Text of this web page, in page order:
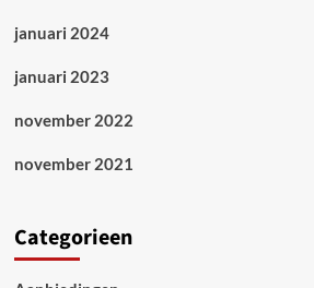
januari 2024
januari 2023
november 2022
november 2021
Categorieen